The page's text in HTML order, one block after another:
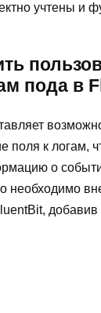
учтены и
пода в
поля к логам,
о
необходимо